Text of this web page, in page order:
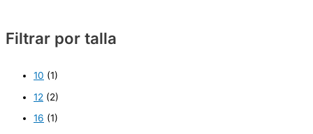
Filtrar por talla
10 (1)
12 (2)
16 (1)